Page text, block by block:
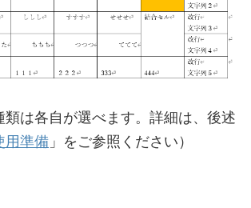
類は各自が選べます。詳細は、後述
用準備 」をご参照ください）